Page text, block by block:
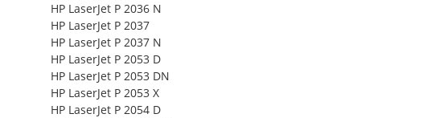
HP LaserJet P 2036 N
HP LaserJet P 2037
HP LaserJet P 2037 N
HP LaserJet P 2053 D
HP LaserJet P 2053 DN
HP LaserJet P 2053 X
HP LaserJet P 2054 D